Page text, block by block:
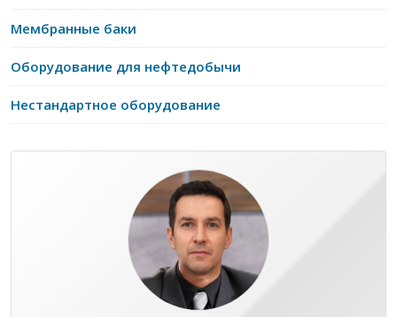
Мембранные баки
Оборудование для нефтедобычи
Нестандартное оборудование